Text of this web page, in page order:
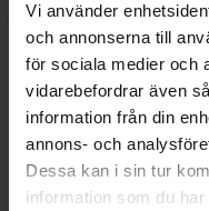
Vi använder
och annonserna till
för sociala medier och
vidarebefordrar även
information från din
annons- och
Dessa kan i sin tur
information som du
Kronans Apotek finns
syd till Lappland i norr,
datorn. Oavsett vem
hjälpa just dig att må